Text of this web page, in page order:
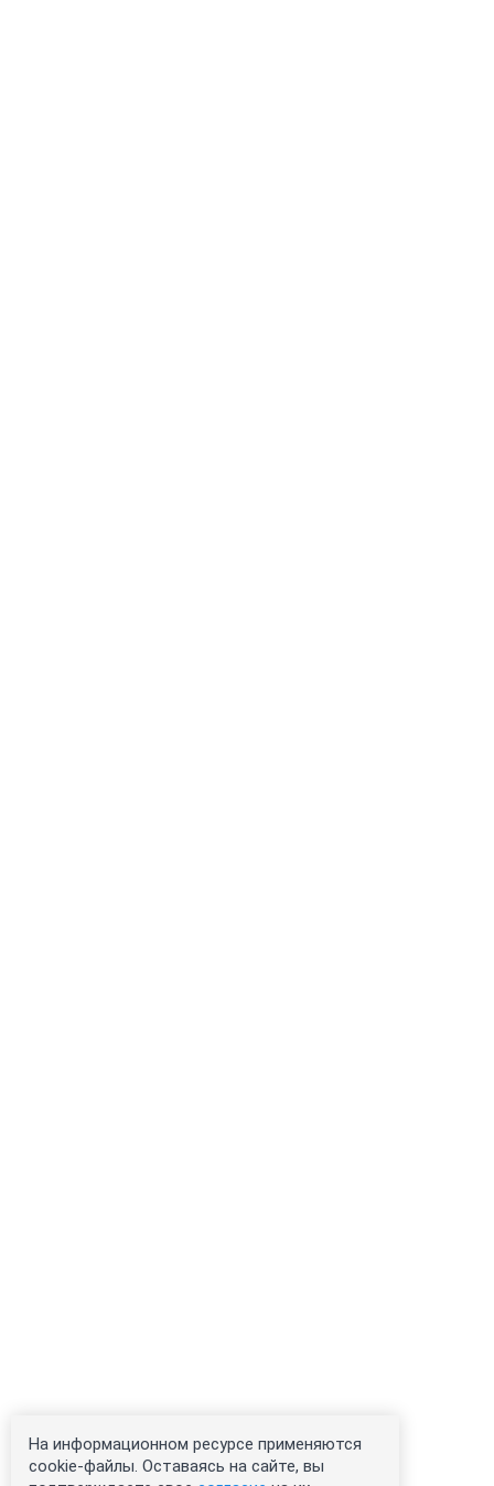
На информационном ресурсе применяются
cookie-файлы. Оставаясь на сайте, вы